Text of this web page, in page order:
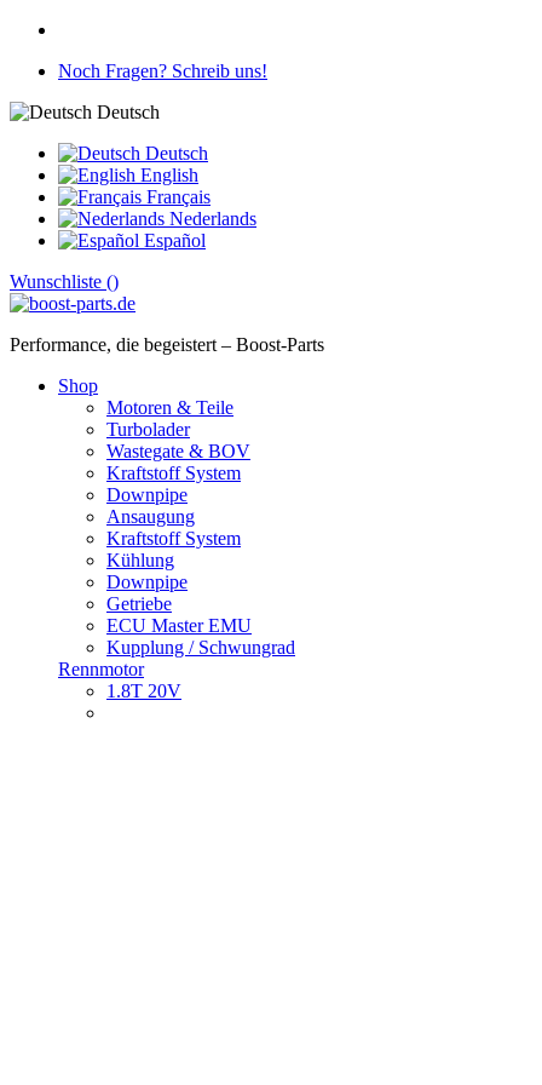
Noch Fragen? Schreib uns!
Deutsch
Deutsch
English
Français
Nederlands
Español
Wunschliste ()
Performance, die begeistert – Boost-Parts
Shop
Motoren & Teile
Turbolader
Wastegate & BOV
Kraftstoff System
Downpipe
Ansaugung
Kraftstoff System
Kühlung
Downpipe
Getriebe
ECU Master EMU
Kupplung / Schwungrad
Rennmotor
1.8T 20V